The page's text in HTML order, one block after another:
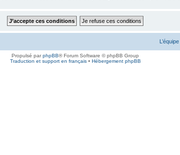
L’équipe
Propulsé parphpBB® Forum Software © phpBB Group
Traduction et support en français• Hébergement phpBB